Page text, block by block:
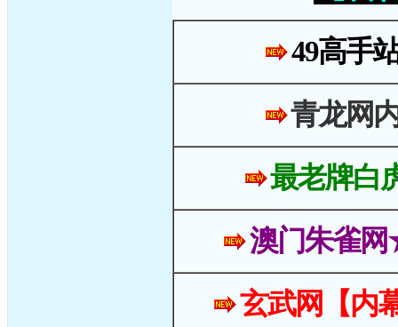
49高手
青龙网
最老牌白
澳门朱雀
玄武网【内